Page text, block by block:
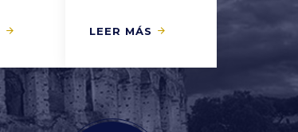
LEER MÁS